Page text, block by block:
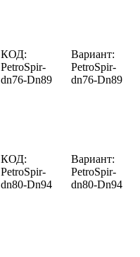
КОД:
PetroSpir-
dn76-Dn89
Вариант:
PetroSpir-
dn76-Dn89
КОД:
PetroSpir-
dn80-Dn94
Вариант:
PetroSpir-
dn80-Dn94